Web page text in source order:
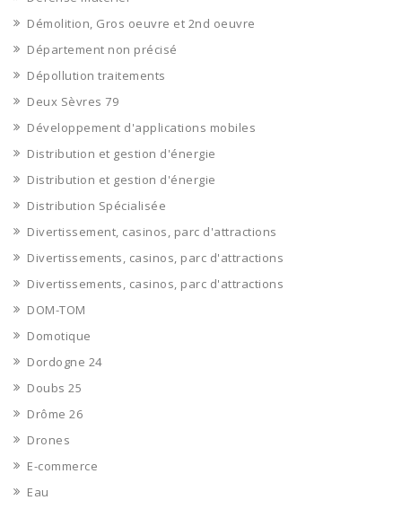
Démolition, Gros oeuvre et 2nd oeuvre
Département non précisé
Dépollution traitements
Deux Sèvres 79
Développement d'applications mobiles
Distribution et gestion d'énergie
Distribution et gestion d'énergie
Distribution Spécialisée
Divertissement, casinos, parc d'attractions
Divertissements, casinos, parc d'attractions
Divertissements, casinos, parc d'attractions
DOM-TOM
Domotique
Dordogne 24
Doubs 25
Drôme 26
Drones
E-commerce
Eau